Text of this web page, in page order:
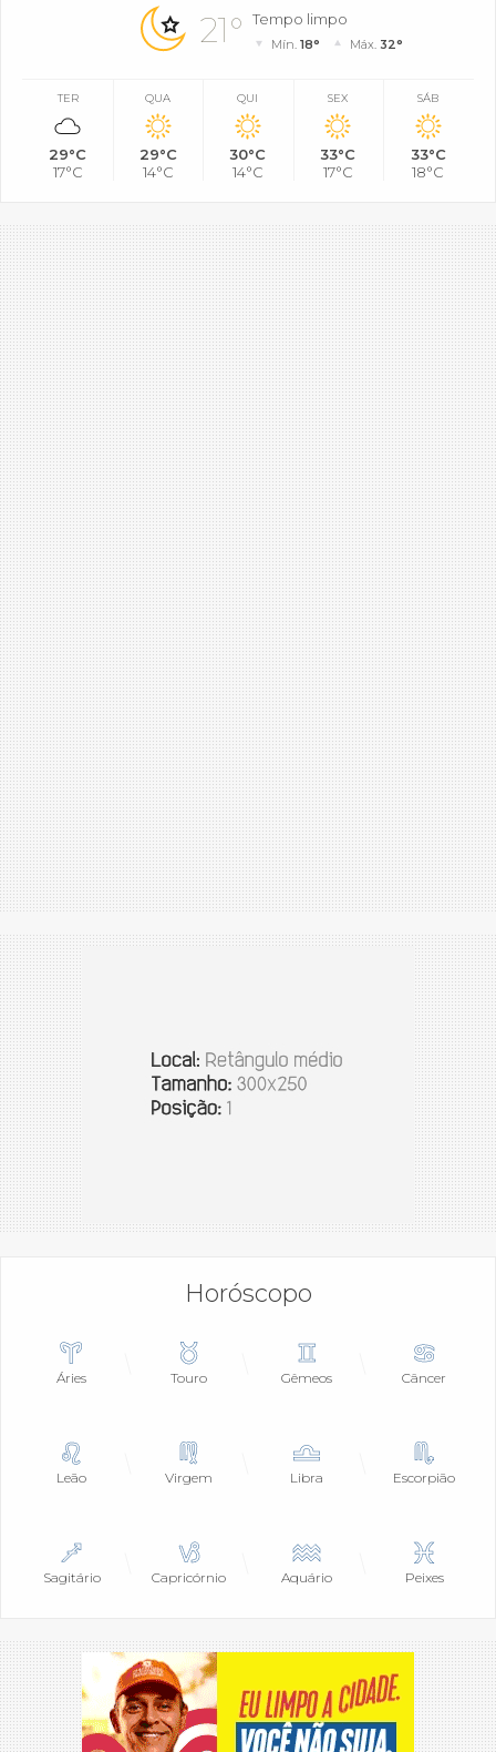
21° Tempo limpo
Mín.18° Máx. 32°
TER
29°C
17°C
QUA
29°C
14°C
QUI
30°C
14°C
SEX
33°C
17°C
SÁB
33°C
18°C
Horóscopo
Áries Touro Gêmeos Câncer
Leão Virgem Libra Escorpião
Sagitário Capricórnio Aquário Peixes